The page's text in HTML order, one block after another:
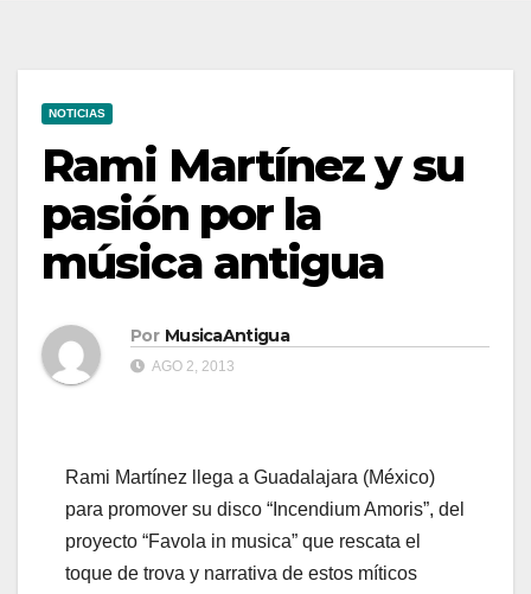
NOTICIAS
Rami Martínez y su
pasión por la
música antigua
Por MusicaAntigua
AGO 2, 2013
Rami Martínez llega a Guadalajara (México)
para promover su disco “Incendium Amoris”, del
proyecto “Favola in musica” que rescata el
toque de trova y narrativa de estos míticos